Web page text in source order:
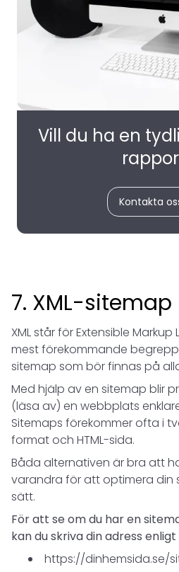
Vill du ha en
Kontakta
7. XML-sitemap
XML står för Extensible
mest förekommande
sitemap som bör finnas på
Med hjälp av en sitemap blir
(läsa av) en webbplats
Sitemaps förekommer ofta i
format och HTML-sida.
Båda alternativen är bra att
varandra för att optimera din
sätt.
För att se om du har en
kan du skriva din adress
https://dinhemsida.se/